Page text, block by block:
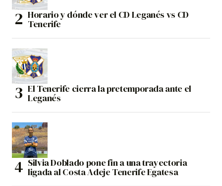
Horario y dónde ver el CD Leganés vs CD
Tenerife
El Tenerife cierra la pretemporada ante el
Leganés
Silvia Doblado pone fin a una trayectoria
ligada al Costa Adeje Tenerife Egatesa